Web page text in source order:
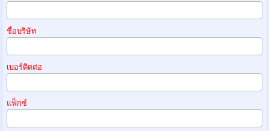
ชื่อบริษัท
เบอร์ติดต่อ
แฟ็กซ์